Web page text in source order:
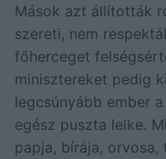
Mások azt állították
szereti, nem
főherceget
minisztereket pedig
legcsúnyább ember
egész puszta lelke.
papja, bírája, orvosa,